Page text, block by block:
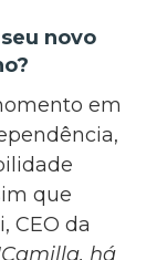
novo
em
que
CEO da
'Camilla, há